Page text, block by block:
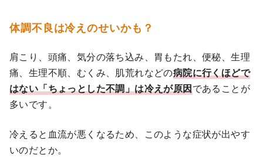
体調不良は冷えのせいかも？
肩こり、頭痛、気分の落ち込み、胃もたれ、便秘、生理
痛、生理不順、むくみ、肌荒れなどの病院に行くほどで
はない「ちょっとした不調」は冷えが原因であることが
多いです。
冷えると血流が悪くなるため、このような症状が出やす
いのだとか。